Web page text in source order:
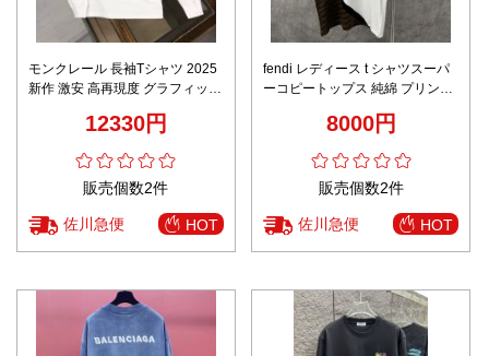
モンクレール 長袖Tシャツ 2025
新作 激安 高再現度 グラフィック
快適な着心地 安心サイト
12330円
販売個数2件
佐川急便 HOT
fendi レディース t シャツスーパ
ーコピートップス 純綿 プリント
8000円
販売個数2件
佐川急便 HOT